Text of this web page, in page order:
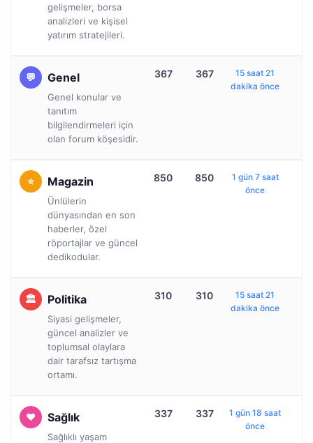
gelişmeler, borsa
analizleri ve kişisel
yatırım stratejileri.
Genel
Genel konular ve
tanıtım
bilgilendirmeleri için
olan forum köşesidir.
367 367
15 saat 21
dakika önce
Magazin
Ünlülerin
dünyasından en son
haberler, özel
röportajlar ve güncel
dedikodular.
850 850
1 gün 7 saat
önce
Politika
Siyasi gelişmeler,
güncel analizler ve
toplumsal olaylara
dair tarafsız tartışma
ortamı.
310 310
15 saat 21
dakika önce
Sağlık
Sağlıklı yaşam
337 337
1 gün 18 saat
önce